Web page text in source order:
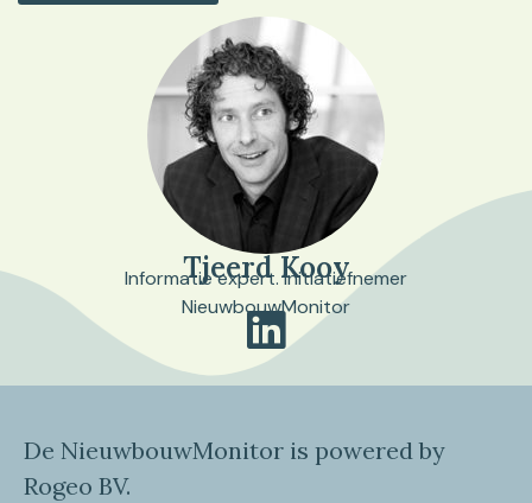
Tjeerd Kooy
Informatie expert. Initiatiefnemer
NieuwbouwMonitor
De NieuwbouwMonitor is powered by
Rogeo BV.